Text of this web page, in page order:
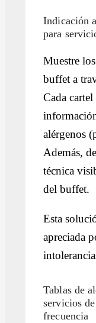
Indicación
para
Muestre
buffet a
Cada
alérgenos
Además,
técnica
del buffet.
Esta
apreciada
Tablas de
servicios
frecuencia